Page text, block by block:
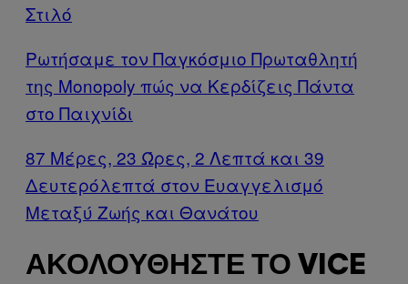
Στιλό
Ρωτήσαμε τον Παγκόσμιο Πρωταθλητή
της Monopoly πώς να Κερδίζεις Πάντα
στο Παιχνίδι
87 Μέρες, 23 Ώρες, 2 Λεπτά και 39
Δευτερόλεπτά στον Ευαγγελισμό
Μεταξύ Ζωής και Θανάτου
ΑΚΟΛΟΥΘΉΣΤΕ ΤΟ VICE